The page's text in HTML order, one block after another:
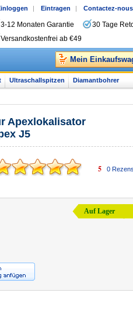
| Eintragen | Contactez-nous
3-12 Monaten Garantie
30 Tage
Versandkostenfrei ab €49
Mein
Ultraschallspitzen Diamantbohrer
Apexlokalisator
J5
5 0
Auf Lager